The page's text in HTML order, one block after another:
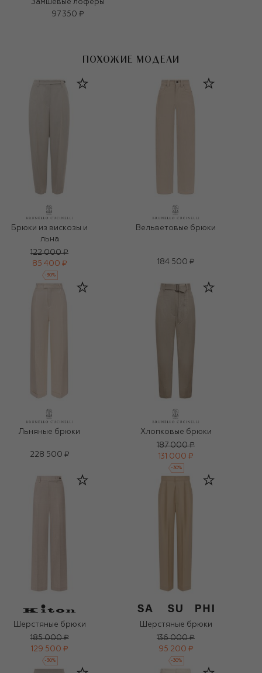
Замшевые лоферы
97 350 ₽
ПОХОЖИЕ МОДЕЛИ
Брюки из вискозы и
льна
122 000 ₽
85 400 ₽
-30%
Вельветовые брюки
184 500 ₽
Льняные брюки
228 500 ₽
Хлопковые брюки
187 000 ₽
131 000 ₽
-30%
Шерстяные брюки
185 000 ₽
129 500 ₽
-30%
Шерстяные брюки
136 000 ₽
95 200 ₽
-30%